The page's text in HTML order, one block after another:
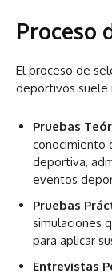
Proceso
El proceso de
deportivos suele
Pruebas
conocimiento
deportiva,
eventos
Pruebas
simulaciones
para aplicar
Entrevistas